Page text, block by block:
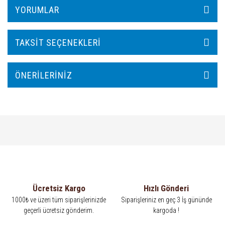
YORUMLAR
TAKSIT SEÇENEKLERI
ÖNERILERINIZ
Ücretsiz Kargo
1000₺ ve üzeri tüm siparişlerinizde
geçerli ücretsiz gönderim.
Hızlı Gönderi
Siparişleriniz en geç 3 İş gününde
kargoda !